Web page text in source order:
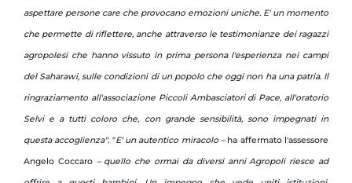
aspettare persone care che provocano emozioni uniche. E' un momento
che permette di riflettere, anche attraverso le testimonianze dei ragazzi
agropolesi che hanno vissuto in prima persona l'esperienza nei campi
del Saharawi, sulle condizioni di un popolo che oggi non ha una patria. Il
ringraziamento all'associazione Piccoli Ambasciatori di Pace, all'oratorio
Selvi e a tutti coloro che, con grande sensibilità, sono impegnati in
questa accoglienza". "E' un autentico miracolo – ha affermato l'assessore
Angelo Coccaro – quello che ormai da diversi anni Agropoli riesce ad